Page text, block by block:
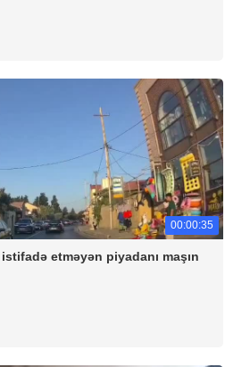
00:00:35
etməyən piyadanı maşın